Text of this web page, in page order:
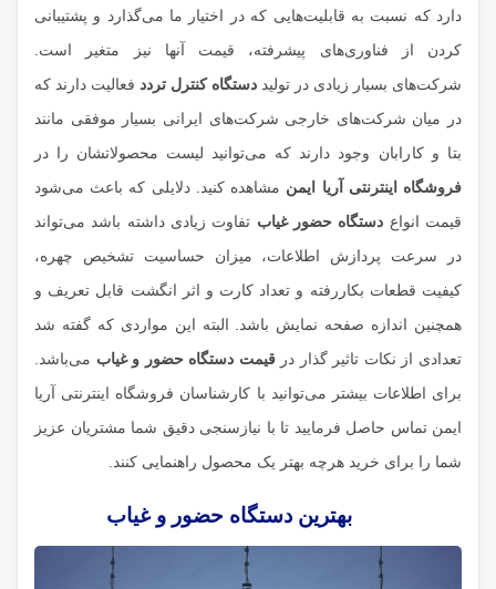
دارد که نسبت به قابلیت‌هایی که در اختیار ما می‌گذارد و پشتیبانی
کردن از فناوری‌های پیشرفته، قیمت آنها نیز متغیر است.
شرکت‌های بسیار زیادی در تولید دستگاه کنترل تردد فعالیت دارند که
در میان شرکت‌های خارجی شرکت‌های ایرانی بسیار موفقی مانند
بتا و کارابان وجود دارند که می‌توانید لیست محصولاتشان را در
فروشگاه اینترنتی آریا ایمن مشاهده کنید. دلایلی که باعث می‌شود
قیمت انواع دستگاه حضور غیاب تفاوت زیادی داشته باشد می‌تواند
در سرعت پردازش اطلاعات، میزان حساسیت تشخیص چهره،
کیفیت قطعات بکاررفته و تعداد کارت و اثر انگشت قابل تعریف و
همچنین اندازه صفحه نمایش باشد. البته این مواردی که گفته شد
تعدادی از نکات تاثیر گذار درقیمت دستگاه حضور و غیاب می‌باشد.
برای اطلاعات بیشتر می‌توانید با کارشناسان فروشگاه اینترنتی آریا
ایمن تماس حاصل فرمایید تا با نیازسنجی دقیق شما مشتریان عزیز
شما را برای خرید هرچه بهتر یک محصول راهنمایی کنند.
بهترین دستگاه حضور و غیاب